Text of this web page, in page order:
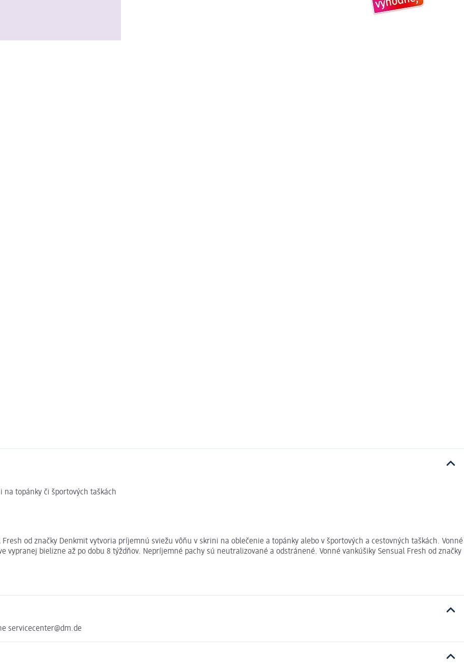
topánky či športových taškách
od značky Denkmit vytvoria príjemnú sviežu vôňu v skrini na oblečenie a topánky alebo v športových a cestovných taškách. Vonné
vypranej bielizne až po dobu 8 týždňov. Nepríjemné pachy sú neutralizované a odstránené. Vonné vankúšiky Sensual Fresh od značky
servicecenter@dm.de